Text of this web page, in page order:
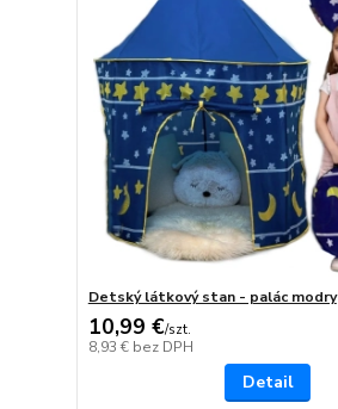
Detský látkový stan - palác modry
10,99 €/szt.
8,93 € bez DPH
Detail